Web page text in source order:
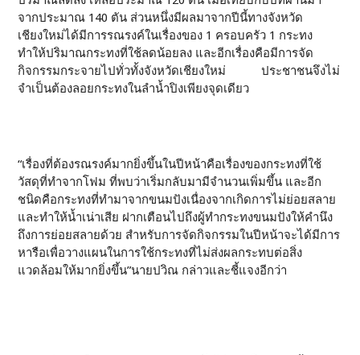
จากประมาณ 140 ตัน ส่วนหนึ่งมีผลมาจากปีนี้ทางจังหวัด
เชียงใหม่ได้มีการรณรงค์ในเรื่องของ 1 ครอบครัว 1 กระทง
ทำให้ปริมาณกระทงที่ใช้ลดน้อยลง และอีกเรื่องคือมีการจัด
กิจกรรมกระจายไปทั่วทั้งจังหวัดเชียงใหม่ ประชาชนจึงไม่
จำเป็นต้องลอยกระทงในลำน้ำปิงเพียงจุดเดียว
“เรื่องที่ต้องรณรงค์มากยิ่งขึ้นในปีหน้าคือเรื่องของกระทงที่ใช้
วัสดุที่ทำจากโฟม ที่พบว่าเริ่มกลับมามีจำนวนเพิ่มขึ้น และอีก
ชนิดคือกระทงที่ทำมาจากขนมปังเนื่องจากเกิดการไม่ย่อยสลาย
และทำให้น้ำเน่าเสีย ฝากเตือนไปถึงผู้ทำกระทงขนมปังให้คำนึง
ถึงการย่อยสลายด้วย สำหรับการจัดกิจกรรมในปีหน้าจะได้มีการ
หารือเพื่อวางแผนในการใช้กระทงที่ไม่ส่งผลกระทบต่อสิ่ง
แวดล้อมให้มากยิ่งขึ้น”นายปวิณ กล่าวและชี้แจงอีกว่า